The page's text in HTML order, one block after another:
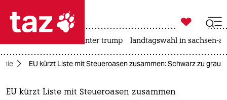
 taz zahl ich
taz zahl ich
themen

taz zahl ich
usa unter trump landtagswahl in sachsen-
EU kürzt Liste mit Steueroasen zusammen: Schwarz zu grau
EU kürzt Liste mit Steueroasen zusammen